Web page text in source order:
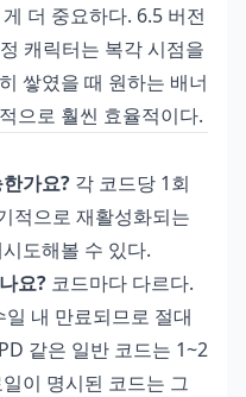
더 중요하다. 6.5 버전
캐릭터는 복각 시점을
쌓였을 때 원하는 배너
으로 훨씬 효율적이다.
가요? 각 코드당 1회
적으로 재활성화되는
도해볼 수 있다.
요? 코드마다 다르다.
내 만료되므로 절대
같은 일반 코드는 1~2
이 명시된 코드는 그